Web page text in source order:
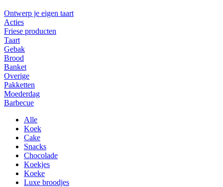
Ontwerp je eigen taart
Acties
Friese producten
Taart
Gebak
Brood
Banket
Overige
Pakketten
Moederdag
Barbecue
Alle
Koek
Cake
Snacks
Chocolade
Koekjes
Koeke
Luxe broodjes